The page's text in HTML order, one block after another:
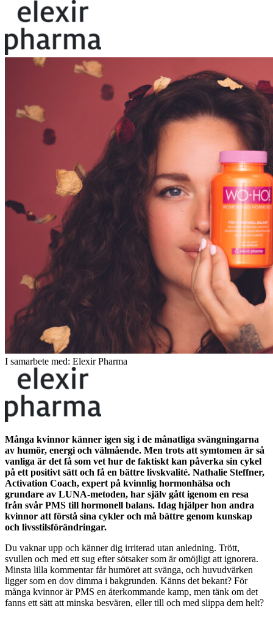
I samarbete med: Elexir Pharma
Många kvinnor känner igen sig i de månatliga svängningarna
av humör, energi och välmående. Men trots att symtomen är så
vanliga är det få som vet hur de faktiskt kan påverka sin cykel
på ett positivt sätt och få en bättre livskvalité. Nathalie Steffner,
Activation Coach, expert på kvinnlig hormonhälsa och
grundare av LUNA-metoden, har själv gått igenom en resa
från svår PMS till hormonell balans. Idag hjälper hon andra
kvinnor att förstå sina cykler och må bättre genom kunskap
och livsstilsförändringar.
Du vaknar upp och känner dig irriterad utan anledning. Trött,
svullen och med ett sug efter sötsaker som är omöjligt att ignorera.
Minsta lilla kommentar får humöret att svänga, och huvudvärken
ligger som en dov dimma i bakgrunden. Känns det bekant? För
många kvinnor är PMS en återkommande kamp, men tänk om det
fanns ett sätt att minska besvären, eller till och med slippa dem helt?